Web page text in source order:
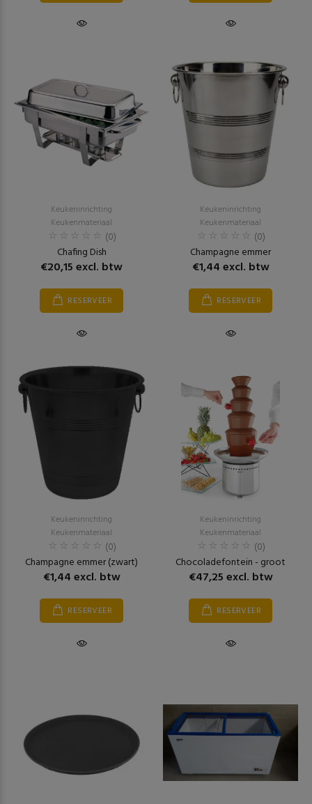
Keukeninrichting
Keukenmateriaal
(0)
Chafing Dish
€20,15 excl. btw
RESERVEER
Keukeninrichting
Keukenmateriaal
(0)
Champagne emmer
€1,44 excl. btw
RESERVEER
Keukeninrichting
Keukenmateriaal
(0)
Champagne emmer (zwart)
€1,44 excl. btw
RESERVEER
Keukeninrichting
Keukenmateriaal
(0)
Chocoladefontein - groot
€47,25 excl. btw
RESERVEER